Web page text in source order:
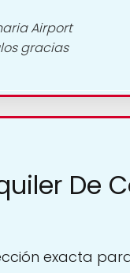
Airport
gracias
De
exacta